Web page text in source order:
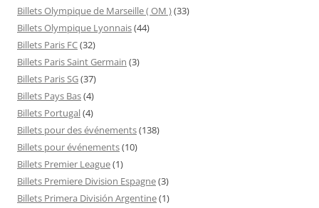
Billets Olympique de Marseille ( OM )(33)
Billets Olympique Lyonnais(44)
Billets Paris FC(32)
Billets Paris Saint Germain (3)
Billets Paris SG(37)
Billets Pays Bas(4)
Billets Portugal(4)
Billets pour des événements(138)
Billets pour événements(10)
Billets Premier League(1)
Billets Premiere Division Espagne(3)
Billets Primera División Argentine(1)